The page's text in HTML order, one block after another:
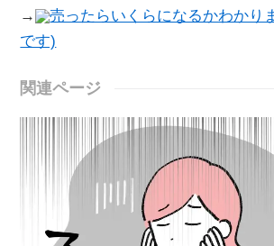
→
売ったらいくらになるかわかり
です)
関連ページ